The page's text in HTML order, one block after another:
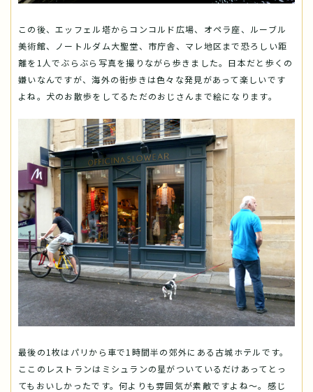
この後、エッフェル塔からコンコルド広場、オペラ座、ルーブル
美術館、ノートルダム大聖堂、市庁舎、マレ地区まで恐ろしい距
離を1人でぶらぶら写真を撮りながら歩きました。日本だと歩くの
嫌いなんですが、海外の街歩きは色々な発見があって楽しいです
よね。犬のお散歩をしてるただのおじさんまで絵になります。
最後の1枚はパリから車で1時間半の郊外にある古城ホテルです。
ここのレストランはミシュランの星がついているだけあってとっ
てもおいしかったです。何よりも雰囲気が素敵ですよね～。感じ